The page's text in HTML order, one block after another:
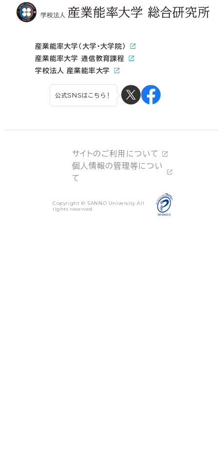
産業能率大学（大学・大学院）
産業能率大学 通信教育課程
学校法人 産業能率大学
公式SNSはこちら！
サイトのご利用について
個人情報の管理等につい
て
Copyright © SANNO University All
rights reserved.